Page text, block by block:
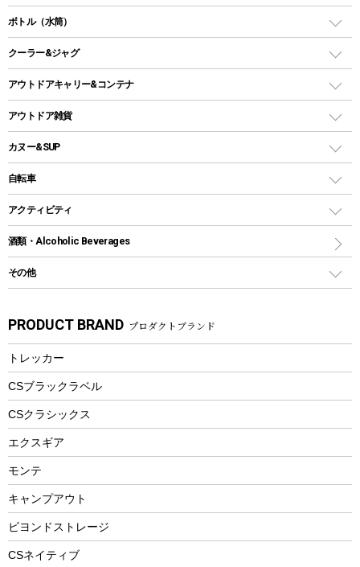
スクエアタープ（レクタタープ）
メッシュタープ
自立式タープ
パラソル
テントアクセサリー
ペグ
グランドシート
ガイドロープ
ツール
LEDライト
ヘッドライト
キャンドル
ガス缶
ガストーチ、ライター
焚き火台タイプ（ロースタイル）グリル
卓上タイプグリル
パーティータイプグリル
鉄板、アミ
焚き火台&ストーブ
火起こし
バーベキューツール
ダッチオーブン
ホットサンドメーカー
クッカーセット
シェラカップ
クッキングツール
ナイフ
カトラリー
マグカップ、カップ
ステンレスボトル
フードボトル
トレー
ランチョンマット
ランチボックス
ボトル（水筒）
ステンレスボトル
コップ付きタイプ
ワンタッチタイプ
プラスチックボトル
ディズニーボトル
クーラー&ジャグ
クーラーボックス
クーラーバッグ
ウォータージャグ
保冷剤
アウトドアキャリー&コンテナ
アウトドアキャリー
アウトドア雑貨
バックパック&バッグ
リュック、バックパック
トートバッグ、サコッシュ
ショッピングキャリー
その他アウトドア雑貨
スプレー関係
ツール、他
カヌー&SUP
インフレータブル
カヤック
パドル
ヘルメット
エアーポンプ
アクセサリー
自転車
折りたたみ自転車
スポーツサイクル
シティサイクル
自転車ウェア
アクティビティ
マリン
ラッシュガード
パラソル
フローティングベスト
ヘルメット
エアーポンプ
ビーチテント
ウィンター
スノーシュー
防寒ウェア
酒類・Alcoholic Beverages
その他
湯たんぽ
防災用品
PRODUCT BRAND プロダクトブランド
トレッカー
CSブラックラベル
CSクラシックス
エクスギア
モンテ
キャンプアウト
ビヨンドストレージ
CSネイティブ